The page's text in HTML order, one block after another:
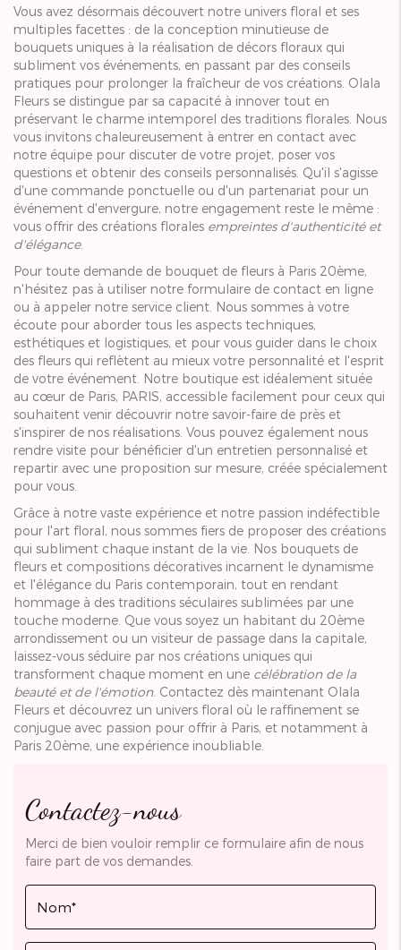
Vous avez désormais découvert notre univers floral et ses
multiples facettes : de la conception minutieuse de
bouquets uniques à la réalisation de décors floraux qui
subliment vos événements, en passant par des conseils
pratiques pour prolonger la fraîcheur de vos créations. Olala
Fleurs se distingue par sa capacité à innover tout en
préservant le charme intemporel des traditions florales. Nous
vous invitons chaleureusement à entrer en contact avec
notre équipe pour discuter de votre projet, poser vos
questions et obtenir des conseils personnalisés. Qu'il s'agisse
d'une commande ponctuelle ou d'un partenariat pour un
événement d'envergure, notre engagement reste le même :
vous offrir des créations florales empreintes d'authenticité et
d'élégance.
Pour toute demande de bouquet de fleurs à Paris 20ème,
n'hésitez pas à utiliser notre formulaire de contact en ligne
ou à appeler notre service client. Nous sommes à votre
écoute pour aborder tous les aspects techniques,
esthétiques et logistiques, et pour vous guider dans le choix
des fleurs qui reflètent au mieux votre personnalité et l'esprit
de votre événement. Notre boutique est idéalement située
au cœur de Paris, PARIS, accessible facilement pour ceux qui
souhaitent venir découvrir notre savoir-faire de près et
s'inspirer de nos réalisations. Vous pouvez également nous
rendre visite pour bénéficier d'un entretien personnalisé et
repartir avec une proposition sur mesure, créée spécialement
pour vous.
Grâce à notre vaste expérience et notre passion indéfectible
pour l'art floral, nous sommes fiers de proposer des créations
qui subliment chaque instant de la vie. Nos bouquets de
fleurs et compositions décoratives incarnent le dynamisme
et l'élégance du Paris contemporain, tout en rendant
hommage à des traditions séculaires sublimées par une
touche moderne. Que vous soyez un habitant du 20ème
arrondissement ou un visiteur de passage dans la capitale,
laissez-vous séduire par nos créations uniques qui
transforment chaque moment en une célébration de la
beauté et de l'émotion. Contactez dès maintenant Olala
Fleurs et découvrez un univers floral où le raffinement se
conjugue avec passion pour offrir à Paris, et notamment à
Paris 20ème, une expérience inoubliable.
Contactez-nous
Merci de bien vouloir remplir ce formulaire afin de nous
faire part de vos demandes.